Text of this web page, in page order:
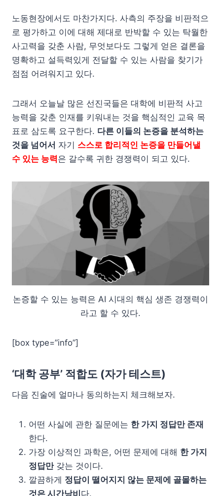
노동현장에서도 마찬가지다. 사측의 주장을 비판적으
로 평가하고 이에 대해 제대로 반박할 수 있는 탁월한
사고력을 갖춘 사람, 무엇보다도 그렇게 얻은 결론을
명확하고 설득력있게 전달할 수 있는 사람을 찾기가
점점 어려워지고 있다.
그래서 오늘날 많은 선진국들은 대학에 비판적 사고
능력을 갖춘 인재를 키워내는 것을 핵심적인 교육 목
표로 삼도록 요구한다. 다른 이들의 논증을 분석하는
것을 넘어서 자기 스스로 합리적인 논증을 만들어낼
수 있는 능력은 갈수록 귀한 경쟁력이 되고 있다.
논증할 수 있는 능력은 AI 시대의 핵심 생존 경쟁력이
라고 할 수 있다.
[box type=”info”]
‘대학 공부’ 적합도 (자가 테스트)
다음 진술에 얼마나 동의하는지 체크해보자.
어떤 사실에 관한 질문에는 한 가지 정답만 존재
한다.
가장 이상적인 과학은, 어떤 문제에 대해 한 가지
정답만갖는 것이다.
깔끔하게 정답이 떨어지지 않는 문제에 골몰하는
것은 시간낭비 다.